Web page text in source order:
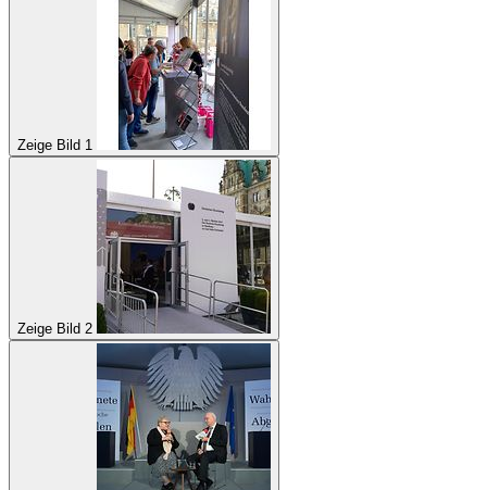
Zeige Bild 1
Zeige Bild 2